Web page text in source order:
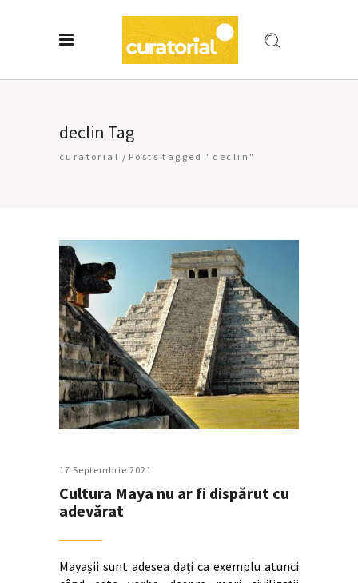
declin Tag
curatorial / Posts tagged "declin"
17 Septembrie 2021
Cultura Maya nu ar fi dispărut cu
adevărat
Mayașii sunt adesea dați ca exemplu atunci